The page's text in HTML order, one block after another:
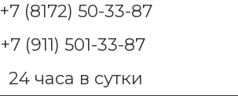
+7 (8172) 50-33-87
+7 (911) 501-33-87
24 часа в сутки